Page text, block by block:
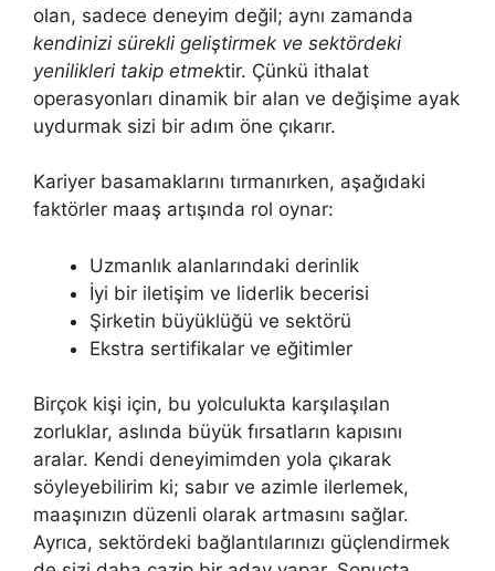
olan, sadece deneyim değil; aynı zamanda
kendinizi sürekli geliştirmek ve sektördeki
yenilikleri takip etmektir. Çünkü ithalat
operasyonları dinamik bir alan ve değişime ayak
uydurmak sizi bir adım öne çıkarır.
Kariyer basamaklarını tırmanırken, aşağıdaki
faktörler maaş artışında rol oynar:
Uzmanlık alanlarındaki derinlik
İyi bir iletişim ve liderlik becerisi
Şirketin büyüklüğü ve sektörü
Ekstra sertifikalar ve eğitimler
Birçok kişi için, bu yolculukta karşılaşılan
zorluklar, aslında büyük fırsatların kapısını
aralar. Kendi deneyimimden yola çıkarak
söyleyebilirim ki; sabır ve azimle ilerlemek,
maaşınızın düzenli olarak artmasını sağlar.
Ayrıca, sektördeki bağlantılarınızı güçlendirmek